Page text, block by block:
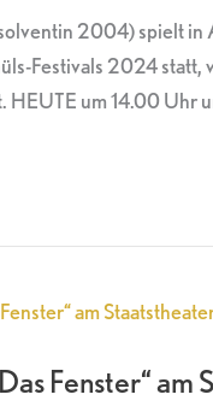
2004) spielt in
Festivals 2024 statt,
HEUTE um 14.00 Uhr
Fenster“